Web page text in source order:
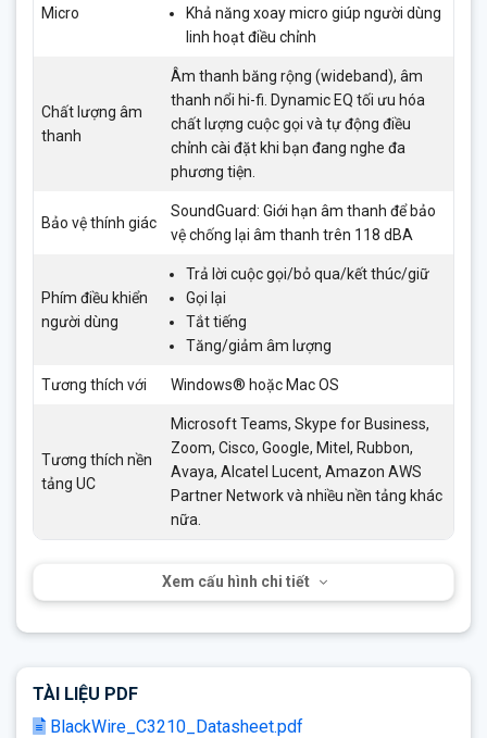
Micro
Khả năng xoay micro giúp người dùng
linh hoạt điều chỉnh
Chất lượng âm
thanh
Âm thanh băng rộng (wideband), âm
thanh nổi hi-fi. Dynamic EQ tối ưu hóa
chất lượng cuộc gọi và tự động điều
chỉnh cài đặt khi bạn đang nghe đa
phương tiện.
Bảo vệ thính giác
SoundGuard: Giới hạn âm thanh để bảo
vệ chống lại âm thanh trên 118 dBA
Phím điều khiển
người dùng
Trả lời cuộc gọi/bỏ qua/kết thúc/giữ
Gọi lại
Tắt tiếng
Tăng/giảm âm lượng
Tương thích với Windows® hoặc Mac OS
Tương thích nền
tảng UC
Microsoft Teams, Skype for Business,
Zoom, Cisco, Google, Mitel, Rubbon,
Avaya, Alcatel Lucent, Amazon AWS
Partner Network và nhiều nền tảng khác
nữa.
Xem cấu hình chi tiết
TÀI LIỆU PDF
BlackWire_C3210_Datasheet.pdf